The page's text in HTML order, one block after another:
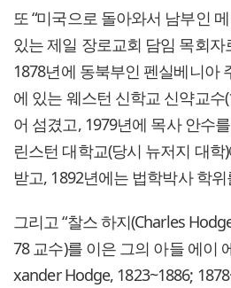
또 “미국으로 돌아와서 남부인
있는 제일 장로교회 담임 목회자
1878년에 동북부인 펜실베니아
에 있는 웨스턴 신학교 신약교수
어 섬겼고, 1979년에 목사 안수
린스턴 대학교(당시 뉴저지 대
받고, 1892년에는 법학박사 학
그리고 “찰스 하지(Charles
78 교수)를 이은 그의 아들 에이
xander Hodge, 1823~1886;